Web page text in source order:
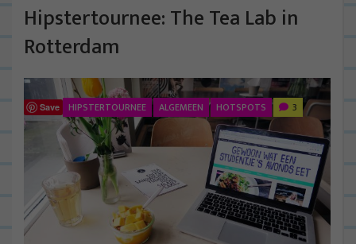
Hipstertournee: The Tea Lab in
Rotterdam
Save HIPSTERTOURNEE ALGEMEEN HOTSPOTS 3